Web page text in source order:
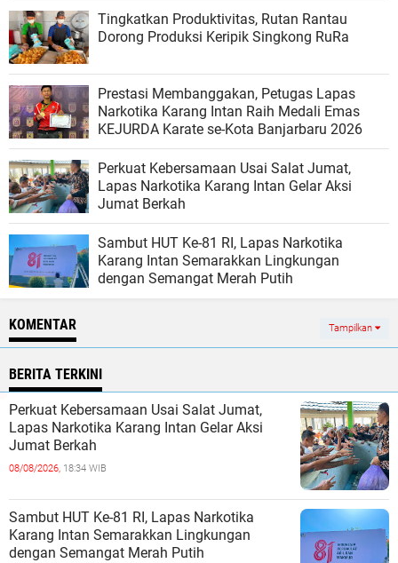
Tingkatkan Produktivitas, Rutan Rantau
Dorong Produksi Keripik Singkong RuRa
Prestasi Membanggakan, Petugas Lapas
Narkotika Karang Intan Raih Medali Emas
KEJURDA Karate se-Kota Banjarbaru 2026
Perkuat Kebersamaan Usai Salat Jumat,
Lapas Narkotika Karang Intan Gelar Aksi
Jumat Berkah
Sambut HUT Ke-81 RI, Lapas Narkotika
Karang Intan Semarakkan Lingkungan
dengan Semangat Merah Putih
KOMENTAR Tampilkan
BERITA TERKINI
Perkuat Kebersamaan Usai Salat Jumat,
Lapas Narkotika Karang Intan Gelar Aksi
Jumat Berkah
08/08/2026, 18:34 WIB
Sambut HUT Ke-81 RI, Lapas Narkotika
Karang Intan Semarakkan Lingkungan
dengan Semangat Merah Putih